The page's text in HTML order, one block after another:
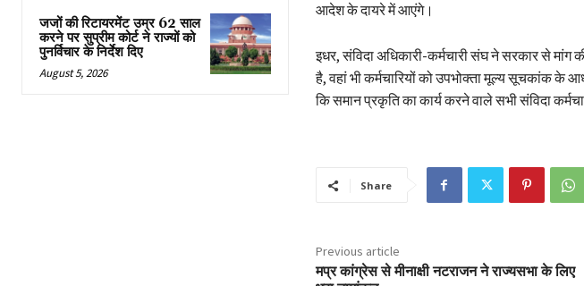
जजों की रिटायरमेंट उम्र 62 साल
करने पर सुप्रीम कोर्ट ने राज्यों को
पुनर्विचार के निर्देश दिए
August 5, 2026
आदेश के दायरे में आएंगे।
इधर, संविदा अधिकारी-कर्मचारी संघ ने सरकार से मांग
है, वहां भी कर्मचारियों को उपभोक्ता मूल्य सूचकांक के
कि समान प्रकृति का कार्य करने वाले सभी संविदा
Share
Previous article
मप्र कांग्रेस से मीनाक्षी नटराजन ने राज्यसभा के लिए